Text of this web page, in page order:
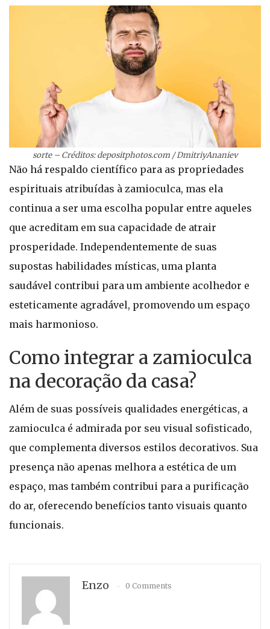
sorte – Créditos: depositphotos.com / DmitriyAnaniev
Não há respaldo científico para as propriedades
espirituais atribuídas à zamioculca, mas ela
continua a ser uma escolha popular entre aqueles
que acreditam em sua capacidade de atrair
prosperidade. Independentemente de suas
supostas habilidades místicas, uma planta
saudável contribui para um ambiente acolhedor e
esteticamente agradável, promovendo um espaço
mais harmonioso.
Como integrar a zamioculca
na decoração da casa?
Além de suas possíveis qualidades energéticas, a
zamioculca é admirada por seu visual sofisticado,
que complementa diversos estilos decorativos. Sua
presença não apenas melhora a estética de um
espaço, mas também contribui para a purificação
do ar, oferecendo benefícios tanto visuais quanto
funcionais.
Enzo 0 Comments